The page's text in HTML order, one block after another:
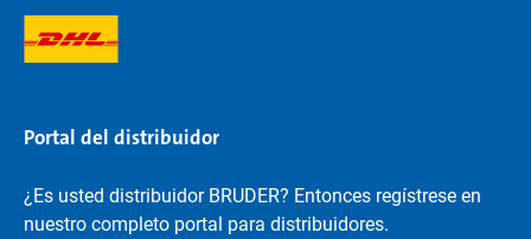
Portal del distribuidor
¿Es usted distribuidor BRUDER? Entonces regístrese en
nuestro completo portal para distribuidores.